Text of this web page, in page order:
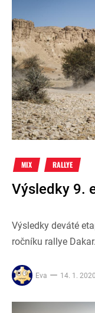
MIX RALLYE
Výsledky 9.
Výsledky deváté
ročníku rallye Dakar.
Eva 14. 1. 2020